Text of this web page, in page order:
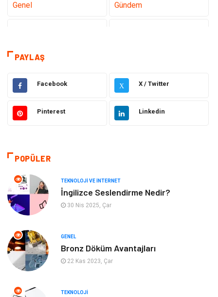
Genel Gündem
Sağlık
Teknoloji ve İnternet Hukuk
Elektrik ve Elektronik Gıda
Otomotiv
Tanıtıcı Reklam Güzellik & Bakım
Giyim
Mobilya
Tekstil Genel Kültür
PAYLAŞ
Facebook X X / Twitter
Pinterest Linkedin
POPÜLER
TEKNOLOJI VE İNTERNET
İngilizce Seslendirme Nedir?
30 Nis 2025, Çar
GENEL
Bronz Döküm Avantajları
22 Kas 2023, Çar
TEKNOLOJI